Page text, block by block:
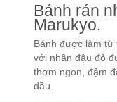
Bánh rán
Marukyo.
Bánh được làm
với nhân đậu đỏ
thơm ngon, đậm
dầu.